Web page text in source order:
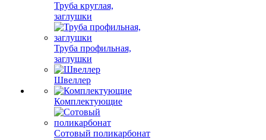
Труба круглая,
заглушки
Труба профильная,
заглушки
Швеллер
Комплектующие
Сотовый поликарбонат